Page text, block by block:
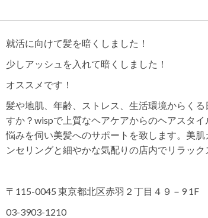
就活に向けて髪を暗くしました！
少しアッシュを入れて暗くしました！
オススメです！
髪や地肌、年齢、ストレス、生活環境からく
すか？wispで上質なヘアケアからのヘアスタ
悩みを伺い美髪へのサポートを致します。美
ンセリングと細やかな気配りの店内でリラッ
〒115-0045 東京都北区赤羽２丁目４９－9 1F
03-3903-1210